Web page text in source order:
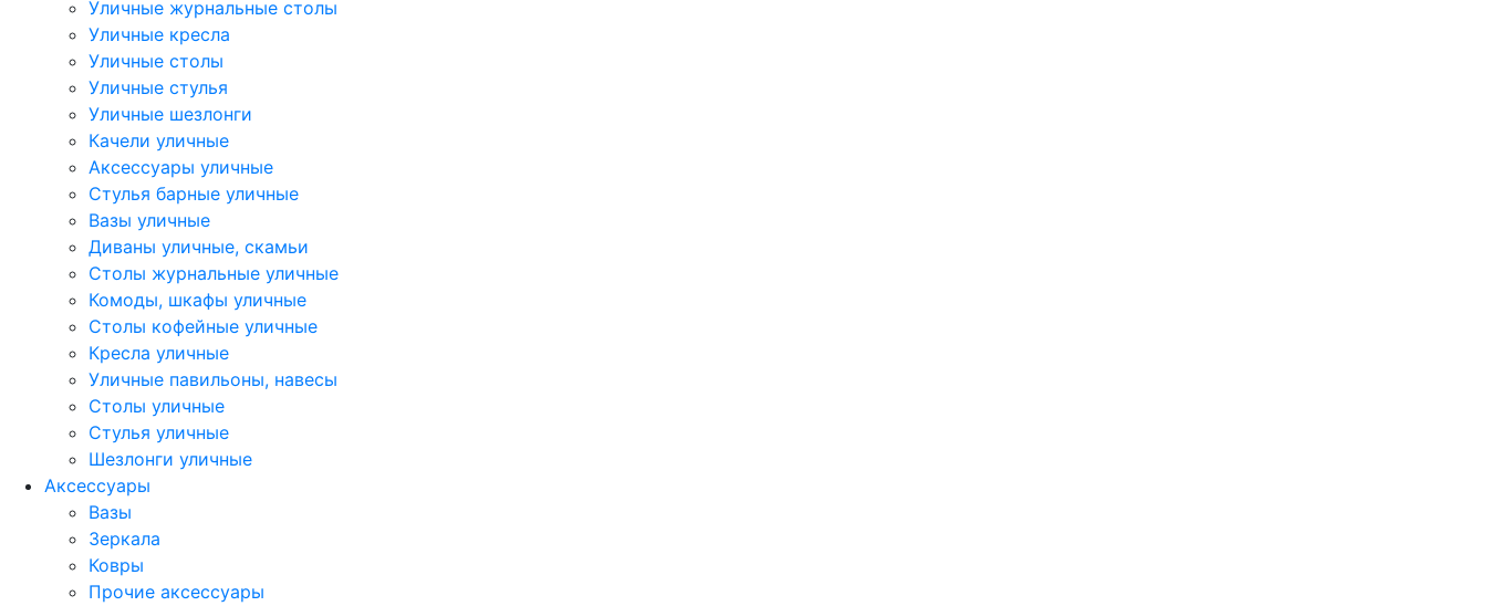
Уличные журнальные столы
Уличные кресла
Уличные столы
Уличные стулья
Уличные шезлонги
Качели уличные
Аксессуары уличные
Стулья барные уличные
Вазы уличные
Диваны уличные, скамьи
Столы журнальные уличные
Комоды, шкафы уличные
Столы кофейные уличные
Кресла уличные
Уличные павильоны, навесы
Столы уличные
Стулья уличные
Шезлонги уличные
Аксессуары
Вазы
Зеркала
Ковры
Прочие аксессуары